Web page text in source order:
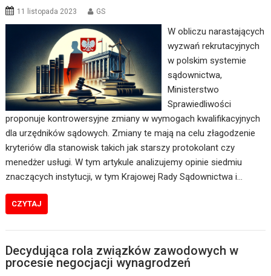
11 listopada 2023 GS
W obliczu narastających
wyzwań rekrutacyjnych
w polskim systemie
sądownictwa,
Ministerstwo
Sprawiedliwości
proponuje kontrowersyjne zmiany w wymogach kwalifikacyjnych
dla urzędników sądowych. Zmiany te mają na celu złagodzenie
kryteriów dla stanowisk takich jak starszy protokolant czy
menedżer usługi. W tym artykule analizujemy opinie siedmiu
znaczących instytucji, w tym Krajowej Rady Sądownictwa i…
CZYTAJ
Decydująca rola związków zawodowych w
procesie negocjacji wynagrodzeń